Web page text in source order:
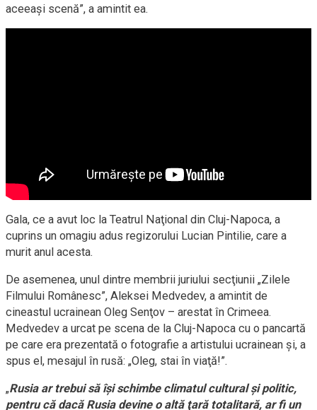
aceeaşi scenă”, a amintit ea.
Gala, ce a avut loc la Teatrul Naţional din Cluj-Napoca, a
cuprins un omagiu adus regizorului Lucian Pintilie, care a
murit anul acesta.
De asemenea, unul dintre membrii juriului secţiunii „Zilele
Filmului Românesc”, Aleksei Medvedev, a amintit de
cineastul ucrainean Oleg Senţov – arestat în Crimeea.
Medvedev a urcat pe scena de la Cluj-Napoca cu o pancartă
pe care era prezentată o fotografie a artistului ucrainean şi, a
spus el, mesajul în rusă: „Oleg, stai în viaţă!”.
„Rusia ar trebui să îşi schimbe climatul cultural şi politic,
pentru că dacă Rusia devine o altă ţară totalitară, ar fi un